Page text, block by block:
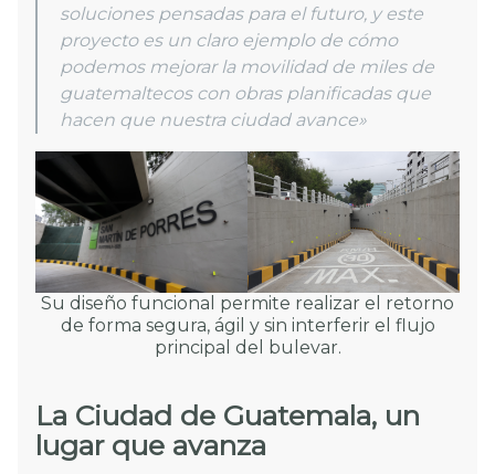
soluciones pensadas para el futuro, y este
proyecto es un claro ejemplo de cómo
podemos mejorar la movilidad de miles de
guatemaltecos con obras planificadas que
hacen que nuestra ciudad avance»
Su diseño funcional permite realizar el retorno
de forma segura, ágil y sin interferir el flujo
principal del bulevar.
La Ciudad de Guatemala, un
lugar que avanza